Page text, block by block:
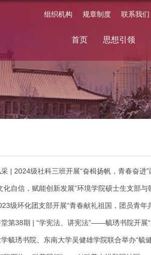
组织机构 规章制度 联系我们
思想引领
首页
采 | 2024级社科三班开展“奋楫扬帆，青春奋进
化自信，赋能创新发展”环境学院硕士生支部
级环化团支部开展“青春献礼祖国，团员青年
堂第38期 | “学宪法、讲宪法”——毓琇书院开展
学毓琇书院、东南大学吴健雄学院联合举办“毓